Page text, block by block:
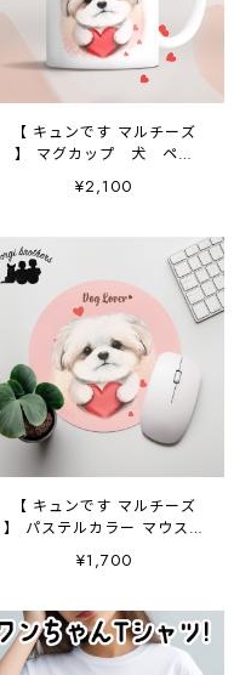
【 キュンです マルチーズ
】 マグカップ 犬 ペッ
ト うちの子 犬グッズ
ギフト プレゼント 母の
¥2,100
【 キュンです マルチーズ
】 パステルカラー マウスパ
ッド 犬 ペット うちの
子 プレゼント ギフト
¥1,700